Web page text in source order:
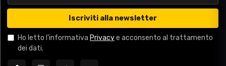
Iscriviti alla newsletter
Ho letto l'informativa Privacye acconsento al trattamento
dei dati.